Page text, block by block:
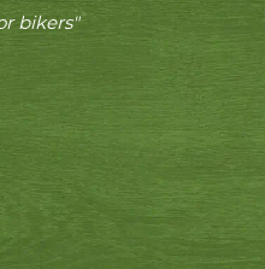
bikers"